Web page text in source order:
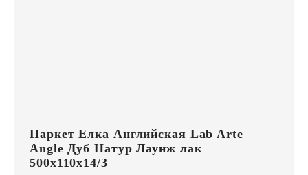
Паркет Елка Английская Lab Arte
Angle Дуб Натур Лаунж лак
500х110х14/3